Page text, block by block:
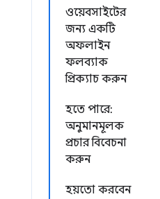
ওয়েবসাইটের
জন্য একটি
অফলাইন
ফলব্যাক
প্রিক্যাচ করুন
হতে পারে:
অনুমানমূলক
প্রচার বিবেচনা
করুন
হয়তো করবেন